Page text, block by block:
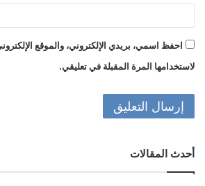
احفظ اسمي، بريدي الإلكتروني، والموقع
لاستخدامها المرة المقبلة في تعليقي.
أحدث المقالات